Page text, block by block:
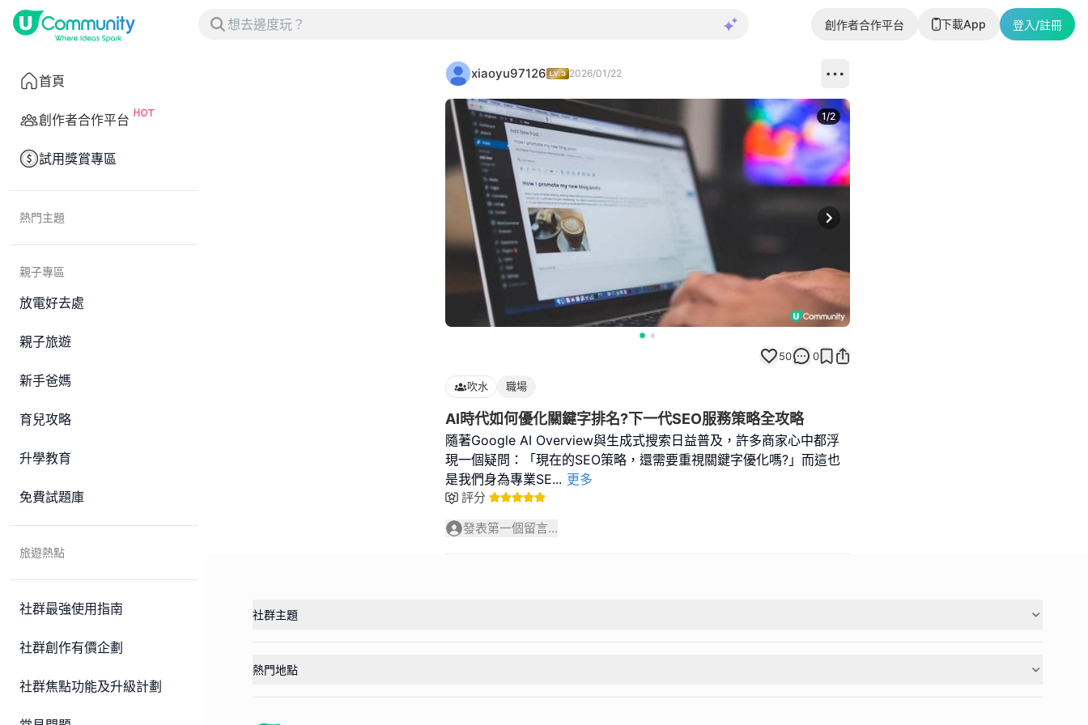
創作者合作平台 下載App 登入/註冊
首頁
創作者合作平台
試用獎賞專區
熱門主題
親子專區
放電好去處
親子旅遊
新手爸媽
育兒攻略
升學教育
免費試題庫
旅遊熱點
社群最強使用指南
社群創作有價企劃
社群焦點功能及升級計劃
xiaoyu97126 2026/01/22
Next slide
1/2
50 0
吹水 職場
AI時代如何優化關鍵字排名?下一代SEO服務策略全攻略
隨著Google AI Overview與生成式搜索日益普及，許多商家心中都浮
現一個疑問：「現在的SEO策略，還需要重視關鍵字優化嗎?」而這也
是我們身為專業SE... 更多
評分
發表第一個留言...
社群主題
熱門地點